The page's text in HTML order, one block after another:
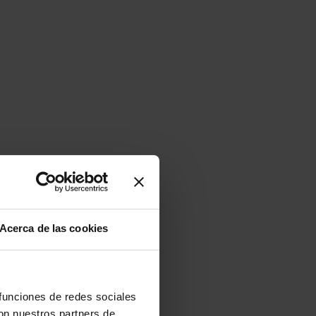
Acerca de las cookies
de redes sociales